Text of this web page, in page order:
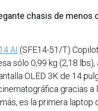
chasis de menos
AI (SFE14-51/T)
sólo 0,99 kg (2,18
OLED 3K de 14
gracias
es la primera